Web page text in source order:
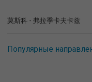
莫斯科 - 弗拉季卡夫卡兹
Популярные